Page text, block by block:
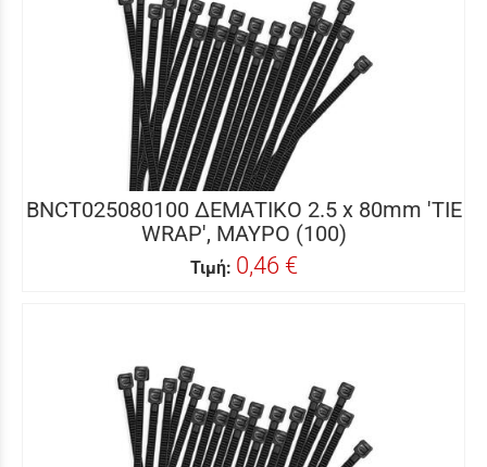
BNCT025080100 ΔΕΜΑΤΙΚΟ 2.5 x 80mm 'TIE
WRAP', ΜΑΥΡΟ (100)
Τιμή: 0,46 €